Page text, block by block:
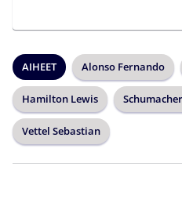
AIHEET Alonso Fernando
Hamilton Lewis
Vettel Sebastian